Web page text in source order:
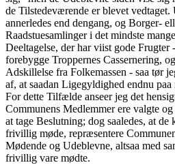
de Tilstedeværende er blevet vedtaget.
annerledes end dengang, og Borger-
Raadstuesamlinger i det mindste
Deeltagelse, der har viist gode
forebygge Troppernes Cassernering,
Adskillelse fra Folkemassen - saa tør
af, at saadan Ligegyldighed endnu
For dette Tilfælde anseer jeg det
Communens Medlemmer ere valgte
at tage Beslutning; dog saaledes, at
frivillig møde, repræsentere
Mødende og Udeblevne, altsaa med
frivillig vare mødte.